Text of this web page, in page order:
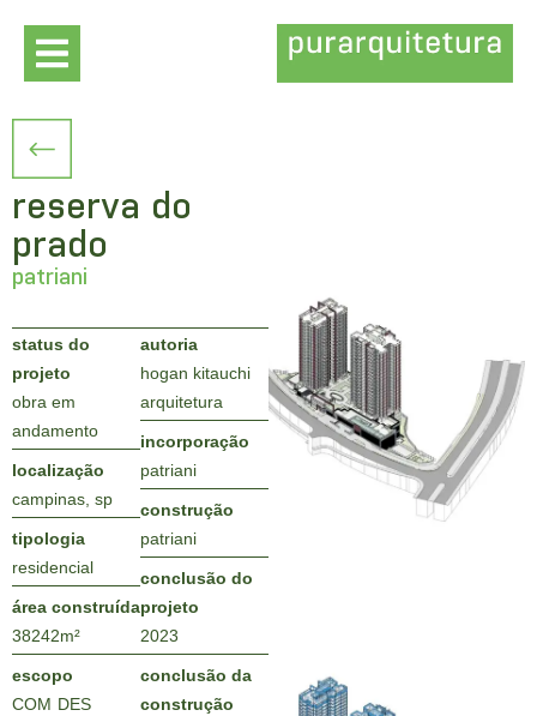
reserva do
prado
patriani
status do
projeto
obra em
andamento
localização
campinas, sp
tipologia
residencial
área construída
38242m²
escopo
COM DES
autoria
hogan kitauchi
arquitetura
incorporação
patriani
construção
patriani
conclusão do
projeto
2023
conclusão da
construção